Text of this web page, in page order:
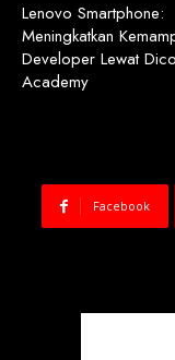
Lenovo Smartphone:
Meningkatkan
Developer Lewat
Academy
Facebook